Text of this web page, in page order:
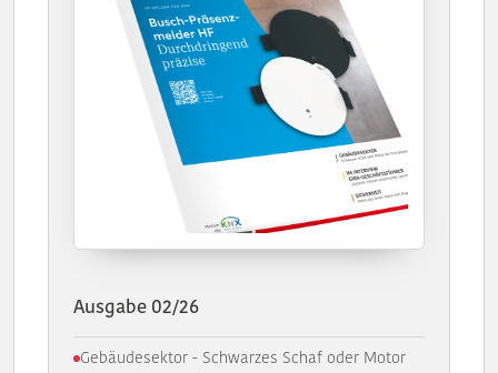
Ausgabe 02/26
Gebäudesektor - Schwarzes Schaf oder Motor